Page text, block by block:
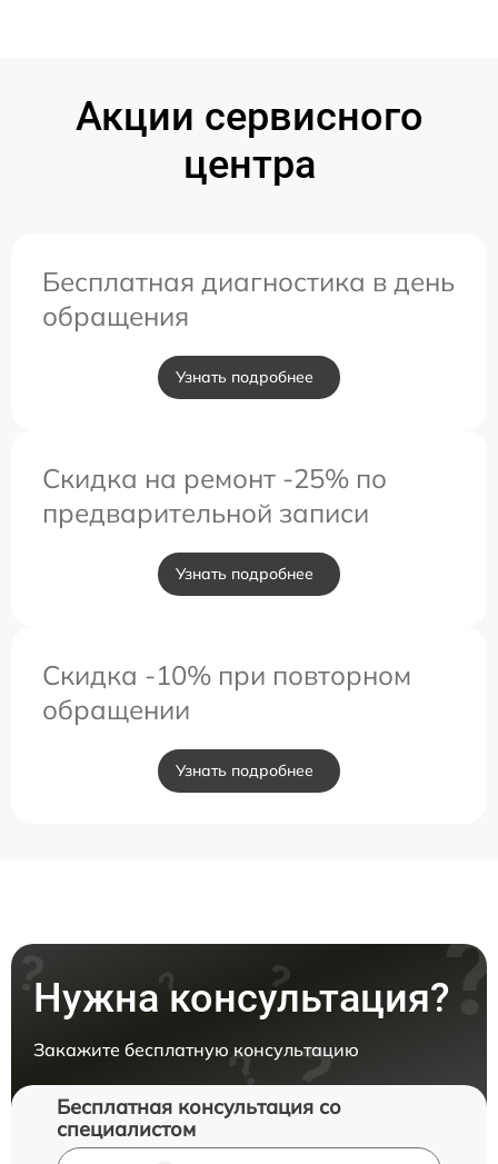
Акции сервисного
центра
Бесплатная диагностика в день
обращения
Узнать подробнее
Скидка на ремонт -25% по
предварительной записи
Узнать подробнее
Скидка -10% при повторном
обращении
Узнать подробнее
Нужна консультация?
Закажите бесплатную консультацию
Бесплатная консультация со
специалистом